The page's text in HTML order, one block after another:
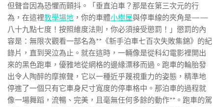
但聲音因為恐懼而顫抖。「垂直泊車？那是在第三次元的行
為，在這裡教學場地 ，你的車體小樹屋與停車線的夾角是——
八十九點七度！按照維度法則，你必須接受懲罰！」懲罰的內
容是：無限次觀看一部名為**《新手泊車七百次失敗集錦》的紀
錄片，直到哭泣為止。就在這時，一輛像是從科幻電影裡開出
來的黑色跑車，優雅地從網格的邊緣漂移而過。跑車的輪胎發
出令人陶醉的摩擦聲，它以一種近乎蔑視重力的姿態，精準地
停進了一個只有它車身尺寸寬度的停車格中。那泊車的過程就
像一場舞蹈，流暢、完美，且毫無任何多餘的動作**。跑車的駕